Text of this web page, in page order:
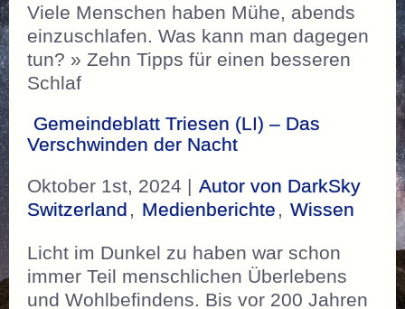
Viele Menschen haben Mühe, abends
einzuschlafen. Was kann man dagegen
tun? » Zehn Tipps für einen besseren
Schlaf
Gemeindeblatt Triesen (LI) – Das
Verschwinden der Nacht
Oktober 1st, 2024 | Autor von DarkSky
Switzerland , Medienberichte , Wissen
Licht im Dunkel zu haben war schon
immer Teil menschlichen Überlebens
und Wohlbefindens. Bis vor 200 Jahren